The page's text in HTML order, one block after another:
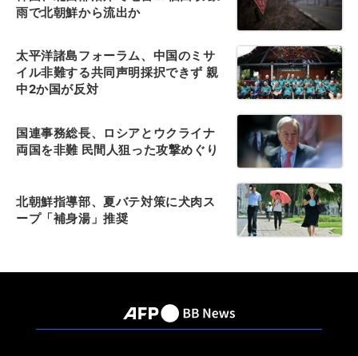
雨で北朝鮮から流出か
太平洋諸島フォーラム、中国のミサ
イル非難する共同声明採択できず 親
中2か国が反対
国連事務総長、ロシアとウクライナ
両国を非難 民間人狙った攻撃めぐり
北朝鮮指導部、夏バテ対策に犬肉ス
ープ「補身湯」推奨